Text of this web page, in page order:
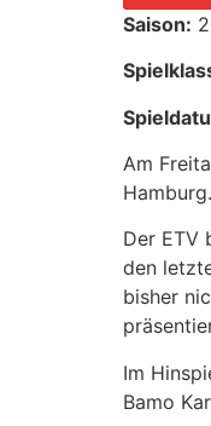
Saison:
Am
Hamburg. ​
Der ETV
den
bisher
Im
Bamo